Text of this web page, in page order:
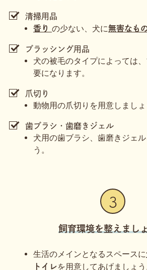
清掃用品
香り の少ない、犬に無害なも
ブラッシング用品
犬の被毛のタイプによっては
要になります。
爪切り
動物用の爪切りを用意しましょ
歯ブラシ・歯磨きジェル
犬用の歯ブラシ、歯磨きジェ
う。
3
飼育環境を整えましょ
生活のメインとなるスペースに
トイレを用意してあげましょう